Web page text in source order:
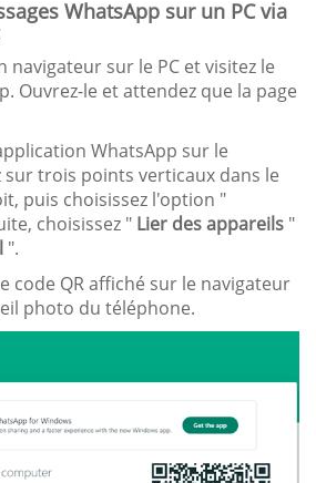
WhatsApp sur un PC via
navigateur sur le PC et visitez le
Ouvrez-le et attendez que la page
WhatsApp sur le
sur trois points verticaux dans le
puis choisissez l'option "
choisissez " Lier des appareils "
".
code QR affiché sur le navigateur
photo du téléphone.